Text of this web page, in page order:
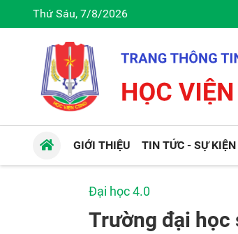
Thứ Sáu, 7/8/2026
GIỚI THIỆU TIN TỨC - SỰ KIỆN
Đại học 4.0
Trường đại học